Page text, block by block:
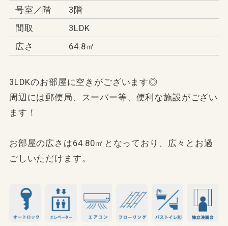
号室／階
3階
間取
3LDK
広さ
64.8㎡
3LDKのお部屋に空きがございます◎
周辺には郵便局、スーパー等、便利な施設がござい
ます！
お部屋の広さは64.80㎡となっており、広々とお過
ごしいただけます。